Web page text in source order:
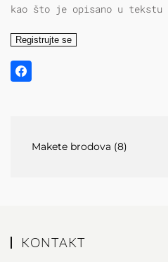
kao što je opisano u tekstu
Registrujte se
Makete brodova (8)
KONTAKT